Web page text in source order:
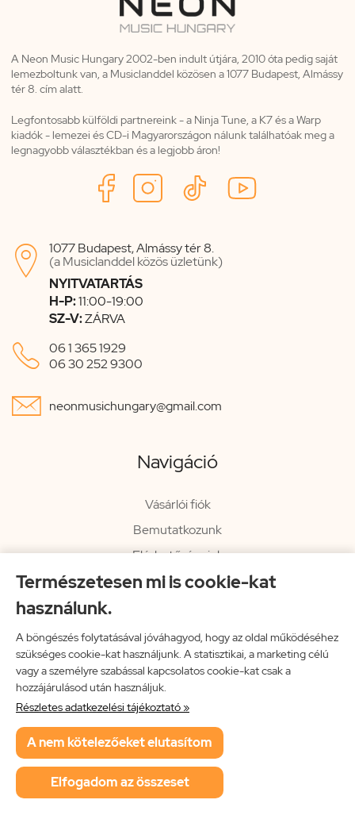
Természetesen mi is cookie-kat
használunk.
A böngészés folytatásával jóváhagyod, hogy az oldal működéséhez
szükséges cookie-kat használjunk. A statisztikai, a marketing célú
vagy a személyre szabással kapcsolatos cookie-kat csak a
hozzájárulásod után használjuk.
Részletes adatkezelési tájékoztató »
A nem kötelezőeket elutasítom
Elfogadom az összeset
A Neon Music Hungary 2002-ben indult útjára, 2010 óta pedig saját
lemezboltunk van, a Musiclanddel közösen a 1077 Budapest, Almássy
tér 8. cím alatt.
Legfontosabb külföldi partnereink - a Ninja Tune, a K7 és a Warp
kiadók - lemezei és CD-i Magyarországon nálunk találhatóak meg a
legnagyobb választékban és a legjobb áron!

1077 Budapest, Almássy tér 8.
(a Musiclanddel közös üzletünk)
NYITVATARTÁS
H-P:11:00-19:00
SZ-V:ZÁRVA
 06 1 365 1929
06 30 252 9300
 neonmusichungary@gmail.com
Navigáció
Vásárlói fiók
Bemutatkozunk
Elérhetőségeink
Hírlevél
Impresszum
Vissza a főoldalra
Neon Music Hungary Bt.
ÁSZF
Adatkezelési tájékoztató